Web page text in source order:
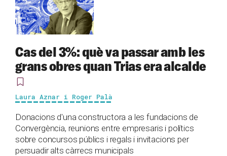
Cas del 3%: què va passar amb les
grans obres quan Trias era alcalde
Laura Aznar i Roger Palà
Donacions d'una constructora a les fundacions de
Convergència, reunions entre empresaris i polítics
sobre concursos públics i regals i invitacions per
persuadir alts càrrecs municipals